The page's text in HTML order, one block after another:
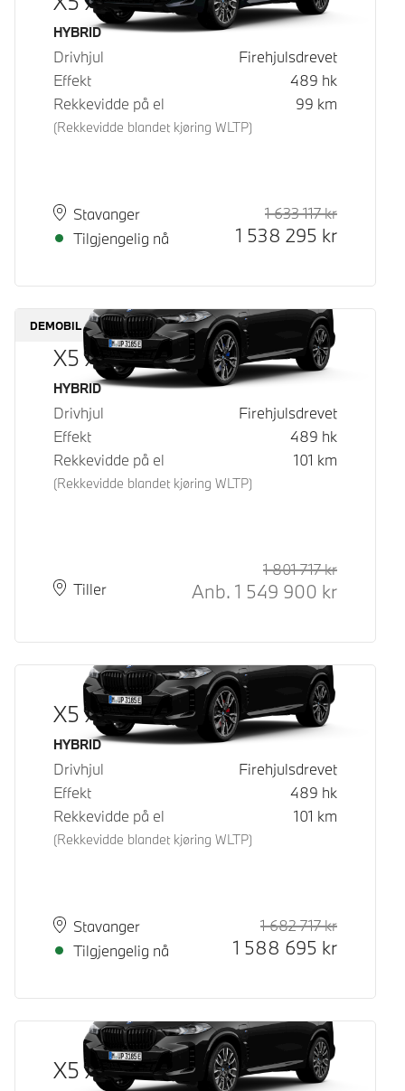
Drivstoff
HYBRID
Drivhjul
Firehjulsdrevet
Effekt
489 hk
Rekkevidde på el
(Rekkevidde blandet kjøring WLTP)
99 km
PlassStavanger
Leveringstid
Tilgjengelig nå
1 633 117kr
1 538 295 kr
DEMOBIL
X5 xDrive50e
Drivstoff
HYBRID
Drivhjul
Firehjulsdrevet
Effekt
489 hk
Rekkevidde på el
(Rekkevidde blandet kjøring WLTP)
101 km
PlassTiller
Leveringstid
1 801 717kr
Anb. 1 549 900 kr
X5 xDrive50e
Drivstoff
HYBRID
Drivhjul
Firehjulsdrevet
Effekt
489 hk
Rekkevidde på el
(Rekkevidde blandet kjøring WLTP)
101 km
PlassStavanger
Leveringstid
Tilgjengelig nå
1 682 717kr
1 588 695 kr
X5 xDrive50e